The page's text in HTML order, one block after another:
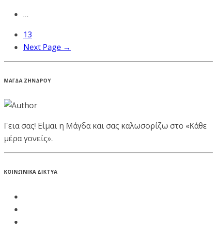
…
13
Next Page →
ΜΑΓΔΑ ΖΗΝΔΡΟΥ
Γεια σας! Είμαι η Μάγδα και σας καλωσορίζω στο «Κάθε
μέρα γονείς».
ΚΟΙΝΩΝΙΚΑ ΔΙΚΤΥΑ